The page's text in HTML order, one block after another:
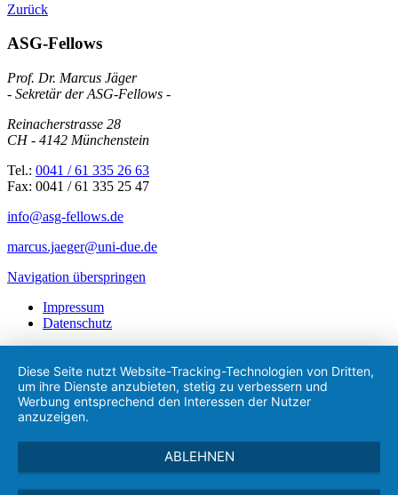
Zurück
ASG-Fellows
Prof. Dr. Marcus Jäger
- Sekretär der ASG-Fellows -
Reinacherstrasse 28
CH - 4142 Münchenstein
Tel.: 0041 / 61 335 26 63
Fax: 0041 / 61 335 25 47
info@asg-fellows.de
marcus.jaeger@uni-due.de
Navigation überspringen
Impressum
Datenschutz
Diese Seite nutzt Website-Tracking-Technologien von Dritten,
um ihre Dienste anzubieten, stetig zu verbessern und
Werbung entsprechend den Interessen der Nutzer
anzuzeigen.
ABLEHNEN